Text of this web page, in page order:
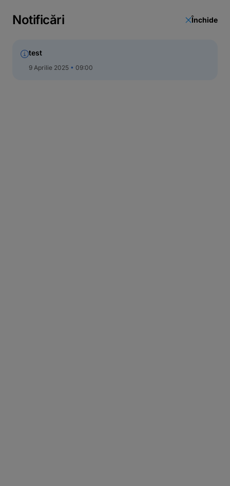
Call Center
Notificări Închide
test
9 Aprilie 2025 09:00